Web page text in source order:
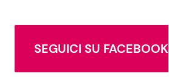
SEGUICI SU FACEBOOK